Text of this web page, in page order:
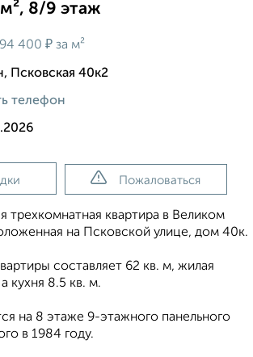
8/9 этаж
94 400 ₽ за м²
Псковская 40к2
телефон
Пожаловаться
трехкомнатная квартира в Великом
на Псковской улице, дом 40к.
составляет 62 кв. м, жилая
кухня 8.5 кв. м.
на 8 этаже 9-этажного панельного
в 1984 году.